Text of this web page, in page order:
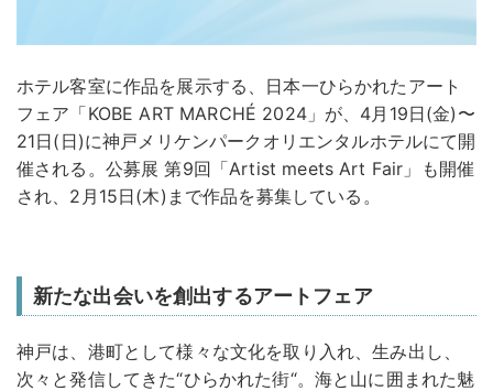
ホテル客室に作品を展示する、日本一ひらかれたアート
フェア「KOBE ART MARCHÉ 2024」が、4月19日(金)〜
21日(日)に神戸メリケンパークオリエンタルホテルにて開
催される。公募展 第9回「Artist meets Art Fair」も開催
され、2月15日(木)まで作品を募集している。
新たな出会いを創出するアートフェア
神戸は、港町として様々な文化を取り入れ、生み出し、
次々と発信してきた“ひらかれた街“。海と山に囲まれた魅